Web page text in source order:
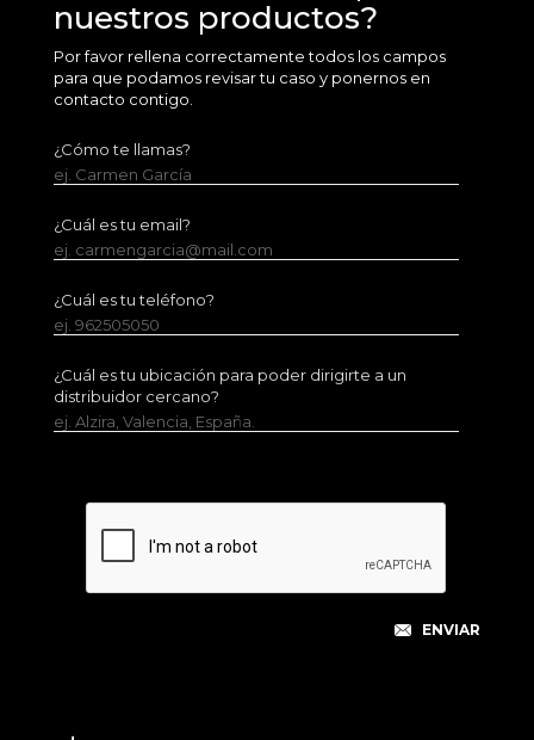
nuestros productos?
Por favor rellena correctamente todos los campos
para que podamos revisar tu caso y ponernos en
contacto contigo.
¿Cómo te llamas?
ej. Carmen García
¿Cuál es tu email?
ej. carmengarcia@mail.com
¿Cuál es tu teléfono?
ej. 962505050
¿Cuál es tu ubicación para poder dirigirte a un
distribuidor cercano?
ej. Alzira, Valencia, España.